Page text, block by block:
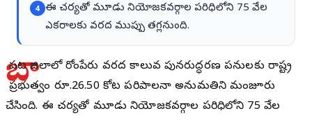
4 ఈ చర్యతో మూడు నియోజకవర్గాల పరిధిలోని 75 వేల
ఎకరాలకు వరద ముప్పు తగ్లనుంది.
పట్ల జిల్లాలో రోంపేరు వరద కాలువ పునరుద్ధరణ పనులకు రాష్ట్ర
ప్రభుత్వం రూ.26.50 కోట్ల పరిపాలనా అనుమతిని మంజూరు
చేసింది. ఈ చర్యతో మూడు నియోజకవర్గాల పరిధిలోని 75 వేల